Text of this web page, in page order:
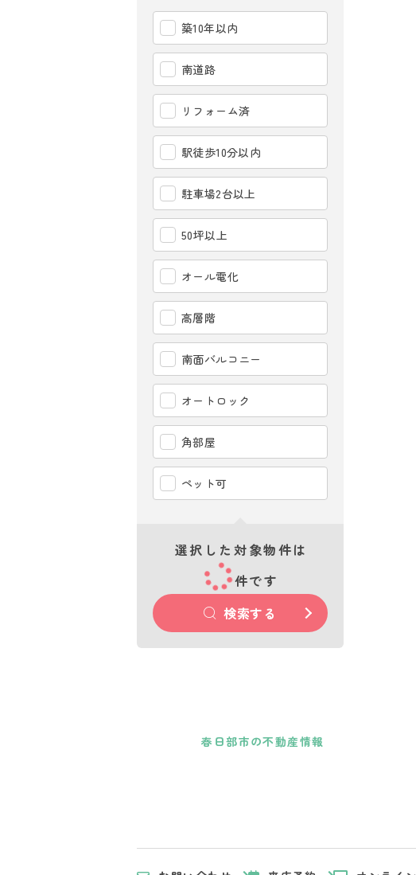
築10年以内
南道路
リフォーム済
駅徒歩10分以内
駐車場2台以上
50坪以上
オール電化
高層階
南面バルコニー
オートロック
角部屋
ペット可
選択した対象物件は
件です
検索する
春日部市の不動産情報